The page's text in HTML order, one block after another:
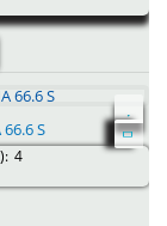
S
4